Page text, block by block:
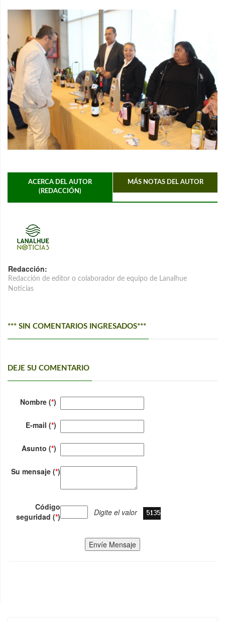
ACERCA DEL AUTOR
(REDACCIÓN)
MÁS NOTAS DEL AUTOR
Redacción:
Redacción de editor o colaborador de equipo de Lanalhue
Noticias
*** SIN COMENTARIOS INGRESADOS***
DEJE SU COMENTARIO
Nombre (*)
E-mail (*)
Asunto (*)
Su mensaje (*)
Código
seguridad (*) Digite el valor
Envíe Mensaje